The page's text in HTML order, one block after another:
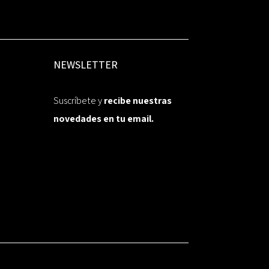
NEWSLETTER
Suscríbete yrecibe nuestras
novedades en tu email.